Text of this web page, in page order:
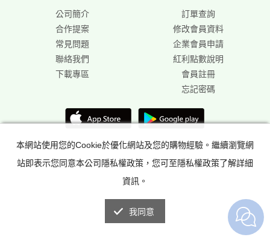
公司簡介
合作提案
常見問題
聯絡我們
下載專區
訂單查詢
修改會員資料
企業會員申請
紅利點數說明
會員註冊
忘記密碼
本網站使用您的Cookie於優化網站及您的購物經驗。繼續瀏覽網
站即表示您同意本公司隱私權政策，您可至隱私權政策了解詳細
資訊。
我同意